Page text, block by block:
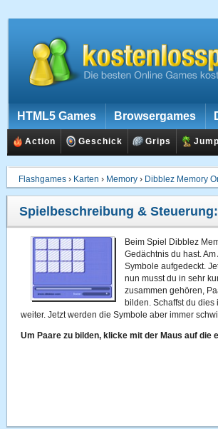
HTML5 Games Browsergames
Action Geschick Grips
Flashgames › Karten › Memory › Dibblez Memory
Spielbeschreibung & Steuerung:
Beim Spiel Dibblez
Gedächtnis du hast.
Symbole aufgedeckt.
nun musst du in sehr
zusammen gehören,
bilden. Schaffst du dies
weiter. Jetzt werden die Symbole aber immer
Um Paare zu bilden, klicke mit der Maus auf die